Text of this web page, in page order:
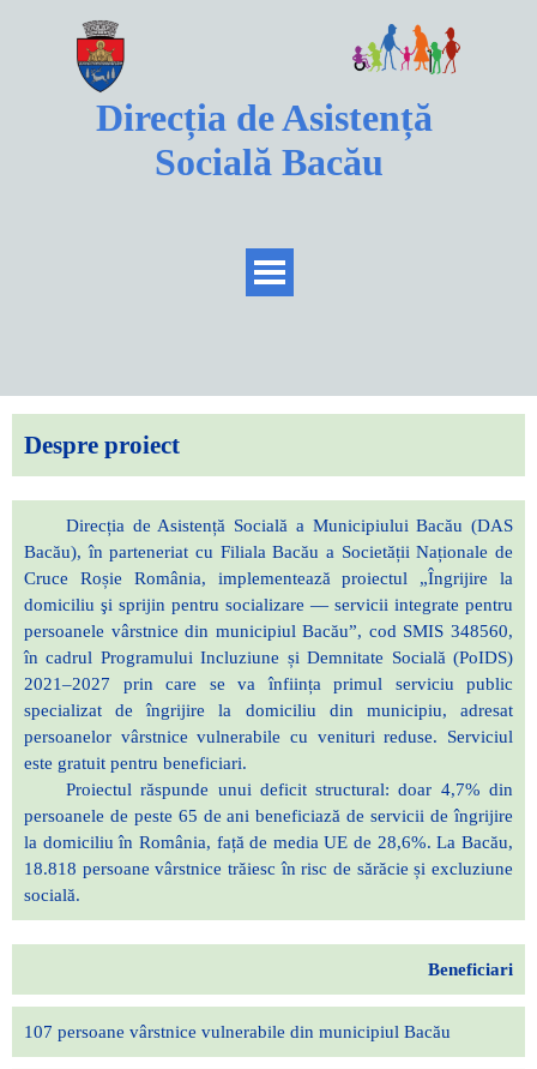
Direcția de Asistență
Socială Bacău
Despre proiect
Direcția de Asistență Socială a Municipiului Bacău (DAS
Bacău), în parteneriat cu Filiala Bacău a Societății Naționale de
Cruce Roșie România, implementează proiectul „Îngrijire la
domiciliu şi sprijin pentru socializare — servicii integrate pentru
persoanele vârstnice din municipiul Bacău”, cod SMIS 348560,
în cadrul Programului Incluziune și Demnitate Socială (PoIDS)
2021–2027 prin care se va înființa primul serviciu public
specializat de îngrijire la domiciliu din municipiu, adresat
persoanelor vârstnice vulnerabile cu venituri reduse. Serviciul
este gratuit pentru beneficiari.
Proiectul răspunde unui deficit structural: doar 4,7% din
persoanele de peste 65 de ani beneficiază de servicii de îngrijire
la domiciliu în România, față de media UE de 28,6%. La Bacău,
18.818 persoane vârstnice trăiesc în risc de sărăcie și excluziune
socială.
Beneficiari
107 persoane vârstnice vulnerabile din municipiul Bacău